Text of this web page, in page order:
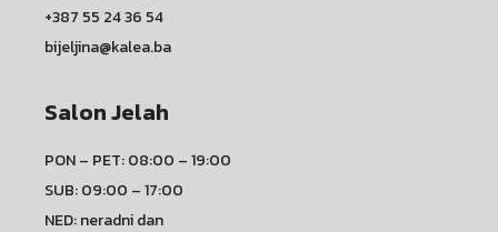
+387 55 24 36 54
bijeljina@kalea.ba
Salon Jelah
PON – PET: 08:00 – 19:00
SUB: 09:00 – 17:00
NED: neradni dan